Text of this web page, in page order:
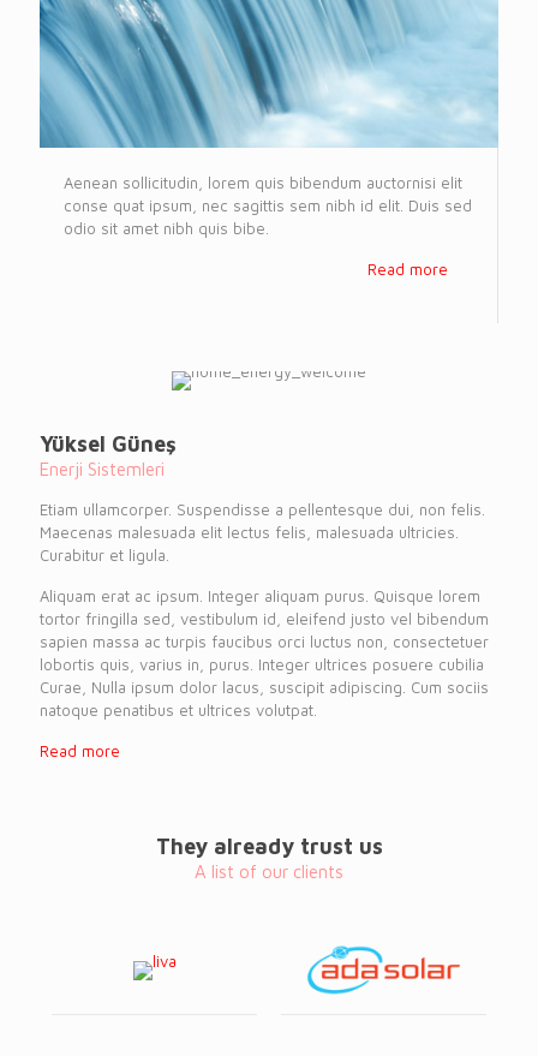
Aenean sollicitudin, lorem quis bibendum auctornisi elit
conse quat ipsum, nec sagittis sem nibh id elit. Duis sed
odio sit amet nibh quis bibe.
Read more
Yüksel Güneş
Enerji Sistemleri
Etiam ullamcorper. Suspendisse a pellentesque dui, non felis.
Maecenas malesuada elit lectus felis, malesuada ultricies.
Curabitur et ligula.
Aliquam erat ac ipsum. Integer aliquam purus. Quisque lorem
tortor fringilla sed, vestibulum id, eleifend justo vel bibendum
sapien massa ac turpis faucibus orci luctus non, consectetuer
lobortis quis, varius in, purus. Integer ultrices posuere cubilia
Curae, Nulla ipsum dolor lacus, suscipit adipiscing. Cum sociis
natoque penatibus et ultrices volutpat.
Read more
They already trust us
A list of our clients